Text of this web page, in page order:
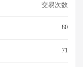
交易次数
80
71